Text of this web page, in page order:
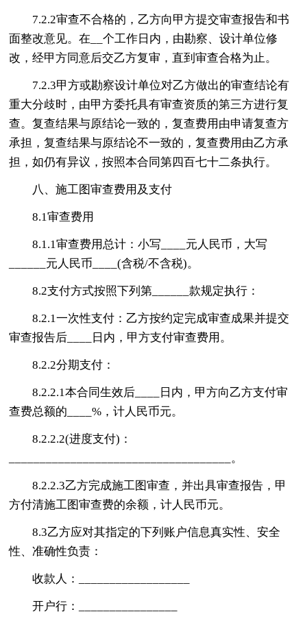
7.2.2审查不合格的，乙方向甲方提交审查报告和书
面整改意见。在__个工作日内，由勘察、设计单位修
改，经甲方同意后交乙方复审，直到审查合格为止。
7.2.3甲方或勘察设计单位对乙方做出的审查结论有
重大分歧时，由甲方委托具有审查资质的第三方进行复
查。复查结果与原结论一致的，复查费用由申请复查方
承担，复查结果与原结论不一致的，复查费用由乙方承
担，如仍有异议，按照本合同第四百七十二条执行。
八、施工图审查费用及支付
8.1审查费用
8.1.1审查费用总计：小写____元人民币，大写
______元人民币____(含税/不含税)。
8.2支付方式按照下列第______款规定执行：
8.2.1一次性支付：乙方按约定完成审查成果并提交
审查报告后____日内，甲方支付审查费用。
8.2.2分期支付：
8.2.2.1本合同生效后____日内，甲方向乙方支付审
查费总额的____%，计人民币元。
8.2.2.2(进度支付)：
____________________________________。
8.2.2.3乙方完成施工图审查，并出具审查报告，甲
方付清施工图审查费的余额，计人民币元。
8.3乙方应对其指定的下列账户信息真实性、安全
性、准确性负责：
收款人：__________________
开户行：________________